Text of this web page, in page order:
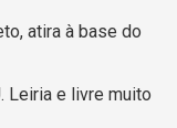
atira à base do
Leiria e livre muito